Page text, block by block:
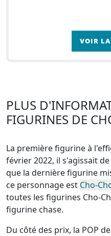
VOIR
PLUS
FIGURINES DE
La première figurine à
février 2022, il s'agissait de
que la dernière figurine
ce personnage est Cho-
toutes les figurines Cho-
figurine chase.
Du côté des prix, la POP